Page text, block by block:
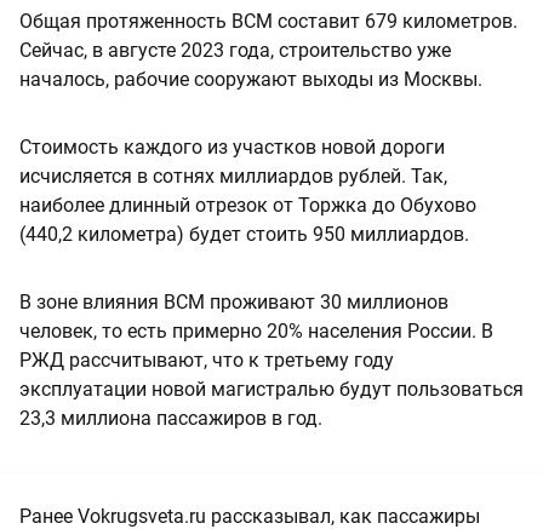
Общая протяженность ВСМ составит 679 километров.
Сейчас, в августе 2023 года, строительство уже
началось, рабочие сооружают выходы из Москвы.
Стоимость каждого из участков новой дороги
исчисляется в сотнях миллиардов рублей. Так,
наиболее длинный отрезок от Торжка до Обухово
(440,2 километра) будет стоить 950 миллиардов.
В зоне влияния ВСМ проживают 30 миллионов
человек, то есть примерно 20% населения России. В
РЖД рассчитывают, что к третьему году
эксплуатации новой магистралью будут пользоваться
23,3 миллиона пассажиров в год.
Ранее Vokrugsveta.ru рассказывал, как пассажиры